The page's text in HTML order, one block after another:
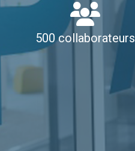
500 collaborateurs